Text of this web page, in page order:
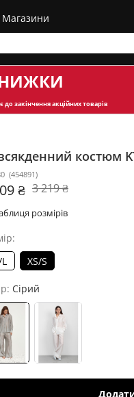
Магазини
до закінчення акційних товарів
костюм
(454891)
₴ 3 219 ₴
розмірів
XS/S
Сірий